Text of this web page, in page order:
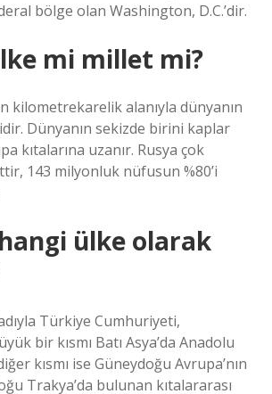
bölge olan Washington, D.C.’dir.
mi millet mi?
kilometrekarelik alanıyla dünyanın
Dünyanın sekizde birini kaplar
kıtalarına uzanır. Rusya çok
143 milyonluk nüfusun %80’i
ülke olarak
Türkiye Cumhuriyeti,
bir kısmı Batı Asya’da Anadolu
kısmı ise Güneydoğu Avrupa’nın
Trakya’da bulunan kıtalararası